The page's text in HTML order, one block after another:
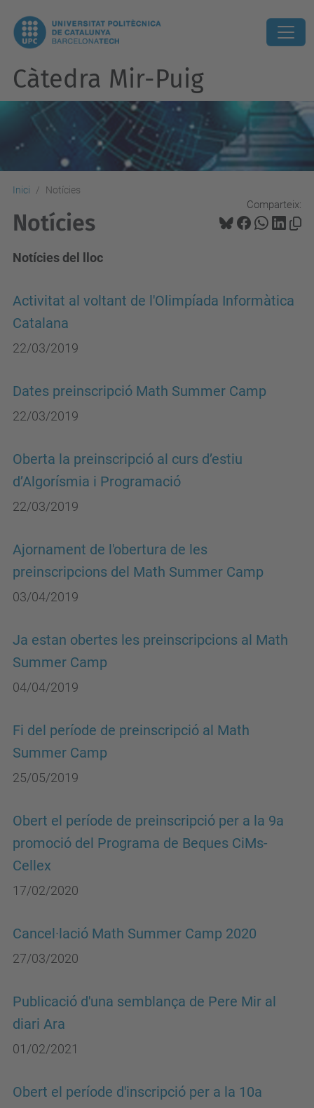
Càtedra Mir-Puig
Inici Notícies
Comparteix:
Notícies
Notícies del lloc
Activitat al voltant de l'Olimpíada Informàtica
Catalana
22/03/2019
Dates preinscripció Math Summer Camp
22/03/2019
Oberta la preinscripció al curs d’estiu
d’Algorísmia i Programació
22/03/2019
Ajornament de l'obertura de les
preinscripcions del Math Summer Camp
03/04/2019
Ja estan obertes les preinscripcions al Math
Summer Camp
04/04/2019
Fi del període de preinscripció al Math
Summer Camp
25/05/2019
Obert el període de preinscripció per a la 9a
promoció del Programa de Beques CiMs-
Cellex
17/02/2020
Cancel·lació Math Summer Camp 2020
27/03/2020
Publicació d'una semblança de Pere Mir al
diari Ara
01/02/2021
Obert el període d'inscripció per a la 10a